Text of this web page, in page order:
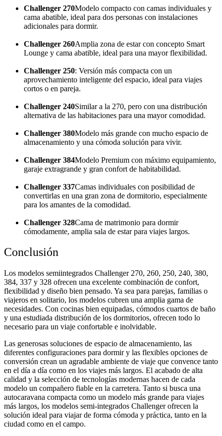
Challenger 270Modelo compacto con camas individuales y
cama abatible, ideal para dos personas con instalaciones
adicionales para dormir.
Challenger 260Amplia zona de estar con concepto Smart
Lounge y cama abatible, ideal para una mayor flexibilidad.
Challenger 250: Versión más compacta con un
aprovechamiento inteligente del espacio, ideal para viajes
cortos o en pareja.
Challenger 240Similar a la 270, pero con una distribución
alternativa de las habitaciones para una mayor comodidad.
Challenger 380Modelo más grande con mucho espacio de
almacenamiento y una cómoda solución para vivir.
Challenger 384Modelo Premium con máximo equipamiento,
garaje extragrande y gran confort de habitabilidad.
Challenger 337Camas individuales con posibilidad de
convertirlas en una gran zona de dormitorio, especialmente
para los amantes de la comodidad.
Challenger 328Cama de matrimonio para dormir
cómodamente, amplia sala de estar para viajes largos.
Conclusión
Los modelos semiintegrados Challenger 270, 260, 250, 240, 380,
384, 337 y 328 ofrecen una excelente combinación de confort,
flexibilidad y diseño bien pensado. Ya sea para parejas, familias o
viajeros en solitario, los modelos cubren una amplia gama de
necesidades. Con cocinas bien equipadas, cómodos cuartos de baño
y una estudiada distribución de los dormitorios, ofrecen todo lo
necesario para un viaje confortable e inolvidable.
Las generosas soluciones de espacio de almacenamiento, las
diferentes configuraciones para dormir y las flexibles opciones de
conversión crean un agradable ambiente de viaje que convence tanto
en el día a día como en los viajes más largos. El acabado de alta
calidad y la selección de tecnologías modernas hacen de cada
modelo un compañero fiable en la carretera. Tanto si busca una
autocaravana compacta como un modelo más grande para viajes
más largos, los modelos semi-integrados Challenger ofrecen la
solución ideal para viajar de forma cómoda y práctica, tanto en la
ciudad como en el campo.